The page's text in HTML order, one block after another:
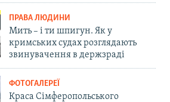
ПРАВА ЛЮДИНИ
Мить – і ти шпигун. Як у
кримських судах розглядають
звинувачення в держзраді
ФОТОГАЛЕРЕЇ
Краса Сімферопольського